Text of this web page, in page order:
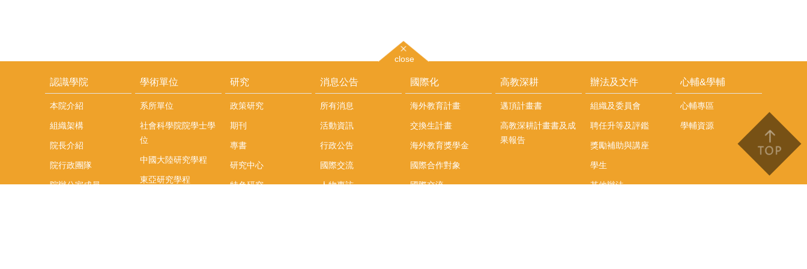
close
認識學院
本院介紹
組織架構
院長介紹
院行政團隊
院辦公室成員
學術單位
系所單位
社會科學院院學士學
位
中國大陸研究學程
東亞研究學程
研究
政策研究
期刊
專書
研究中心
特色研究
消息公告
所有消息
活動資訊
行政公告
國際交流
人物專訪
國際化
海外教育計畫
交換生計畫
海外教育獎學金
國際合作對象
國際交流
高教深耕
邁頂計畫書
高教深耕計畫書及成
果報告
辦法及文件
組織及委員會
聘任升等及評鑑
獎勵補助與講座
學生
其他辦法
心輔&學輔
心輔專區
學輔資源